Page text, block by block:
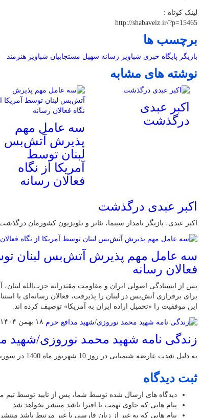
لینک کوتاه :
http://shabaveiz.ir/?p=15465
برچسب ها
بازیگر پایگاه خبری شباویز رسانه سهیل مستجابیان شباویز هنرمند
نوشته های مشابه
اکبر عبدی
درگذشت
سه عامل مهم
پذیرش آتش‌بس
لبنان توسط
آمریکا از نگاه
فعالان رسانه
اکبر عبدی درگذشت
اکبر عبدی، بازیگر نامدار سینما، تئاتر و تلویزیون کشورمان
سه عامل مهم پذیرش آتش‌بس لبنان
فعالان رسانه
پس از ایستادگی اصولی ایران و مقاومت مقتدرانه حزب‌الله
برای برقراری آتش‌بس در لبنان را پذیرفت، فعالان رسانه‌ای با
این موفقیت را «تحمیل اراده ایران به آمریکا» توصیف کرده اند.
۱۸ بهمن ۱۴۰۴
زندگی نامه شهید محمد نوروزی/شهید
به دلیل شدت عارضه شیمیایی در روز 10 شهریور ماه 1400 در سوریه آسمانی شد
ثبت دیدگاه
دیدگاه های ارسال شده توسط شما، پس از تایید توسط تیم
پیام هایی که حاوی تهمت یا افترا باشد منتشر نخواهد شد.
پیام هایی که به غیر از زبان فارسی یا غیر مرتبط باشد